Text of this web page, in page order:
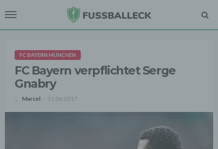
FC BAYERN MÜNCHEN
FC Bayern verpflichtet Serge
Gnabry
Marcel 11.06.2017